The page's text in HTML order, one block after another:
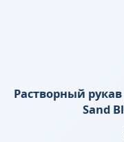
Растворный
Sand